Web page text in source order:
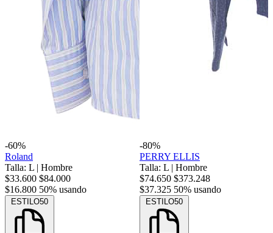
-60%
Roland
Talla: L | Hombre
$33.600 $84.000
$16.800 50% usando
ESTILO50
-80%
PERRY ELLIS
Talla: L | Hombre
$74.650 $373.248
$37.325 50% usando
ESTILO50